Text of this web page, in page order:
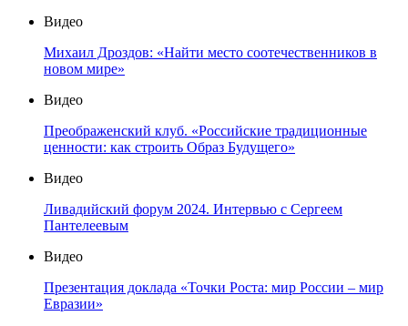
Видео
Михаил Дроздов: «Найти место соотечественников в
новом мире»
Видео
Преображенский клуб. «Российские традиционные
ценности: как строить Образ Будущего»
Видео
Ливадийский форум 2024. Интервью с Сергеем
Пантелеевым
Видео
Презентация доклада «Точки Роста: мир России – мир
Евразии»